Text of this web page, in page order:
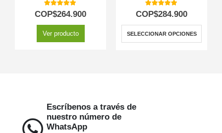
5.00out of 5
COP$264.900
Ver producto
5.00out of 5
COP$284.900
SELECCIONAR OPCIONES
Escríbenos a través de
nuestro número de
WhatsApp